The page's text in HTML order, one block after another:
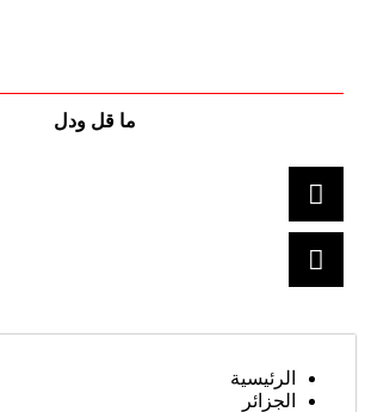
ما قل ودل
الرئيسية
الجزائر